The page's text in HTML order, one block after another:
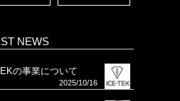
NEWS
の事業について
2025/10/16